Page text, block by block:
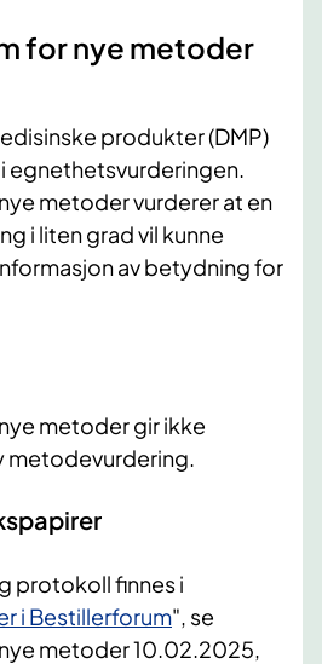
for nye metoder
produkter (DMP)
egnethetsvurderingen.
metoder vurderer at en
i liten grad vil kunne
av betydning for
metoder gir ikke
metodevurdering.
protokoll finnes i
i Bestillerforum", se
metoder 10.02.2025,